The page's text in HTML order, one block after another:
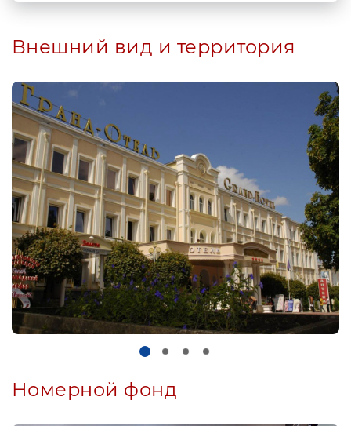
Внешний вид и территория
Номерной фонд